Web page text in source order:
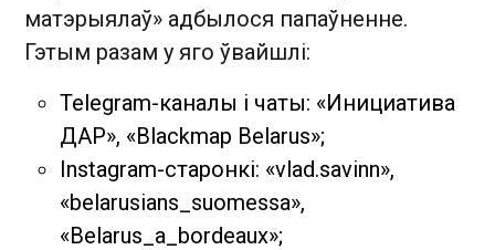
матэрыялаў» адбылося папаўненне.
Гэтым разам у яго ўвайшлі:
Telegram-каналы і чаты: «Инициатива
ДАР», «Blackmap Belarus»;
Instagram-старонкі: «vlad.savinn»,
«belarusians_suomessa»,
«Belarus_a_bordeaux»;